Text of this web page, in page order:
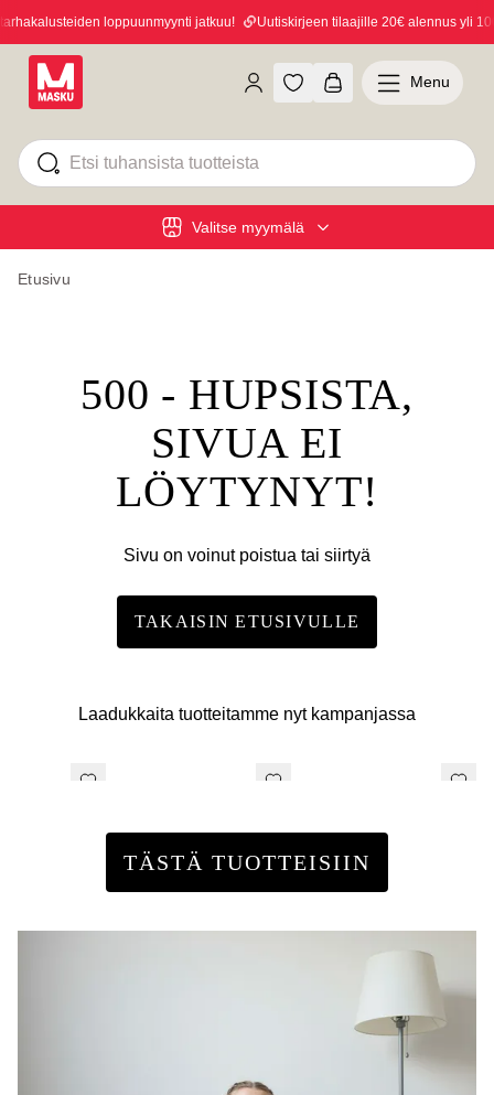
loppuunmyynti jatkuu! Uutiskirjeen tilaajille 20€ alennus yli
Valitse myymälä
Menu
Etusivu
500 - HUPSISTA,
SIVUA EI
LÖYTYNYT!
Sivu on voinut poistua tai siirtyä
TAKAISIN ETUSIVULLE
Laadukkaita tuotteitamme nyt kampanjassa
TÄSTÄ TUOTTEISIIN